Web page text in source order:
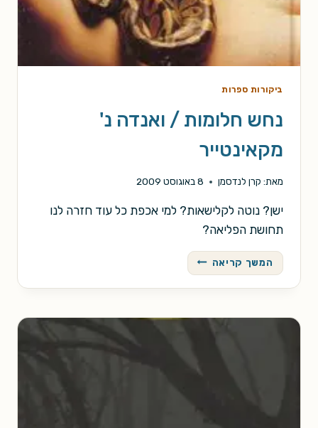
ביקורות ספרות
נחש חלומות / ואנדה נ'
מקאינטייר
מאת: קרן לנדסמן 8 באוגוסט 2009
ישן? נוטה לקלישאות? למי אכפת כל עוד חזרה לנו
תחושת הפליאה?
המשך קריאה נחש
חלומות
/
נ'
מקאינטייר